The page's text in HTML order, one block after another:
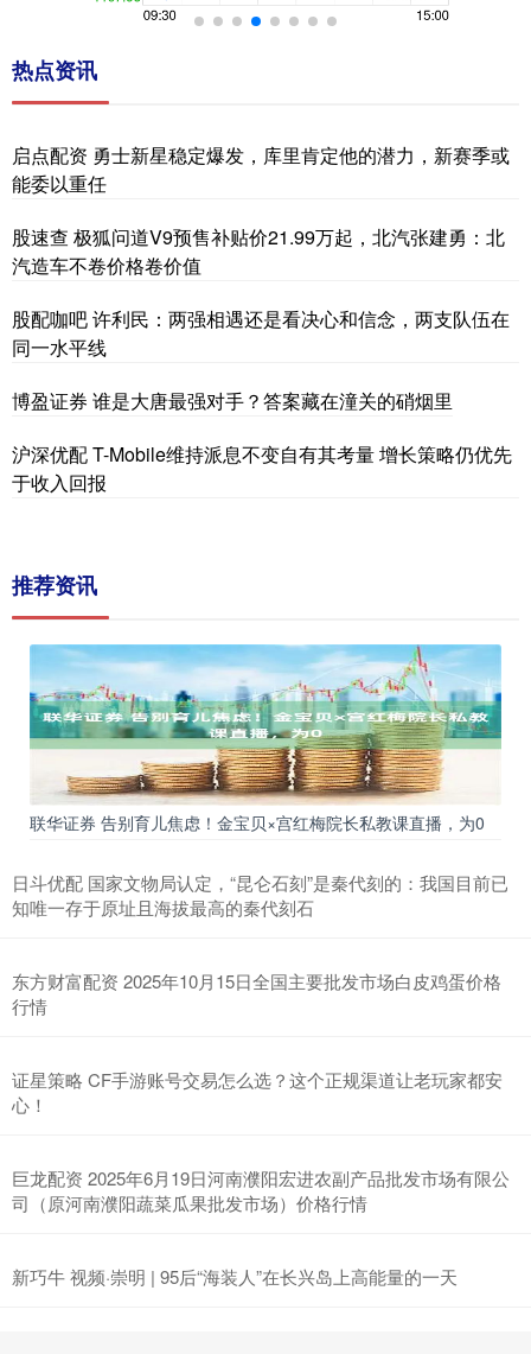
热点资讯
启点配资 勇士新星稳定爆发，库里肯定他的潜力，新赛季或
能委以重任
股速查 极狐问道V9预售补贴价21.99万起，北汽张建勇：北
汽造车不卷价格卷价值
股配咖吧 许利民：两强相遇还是看决心和信念，两支队伍在
同一水平线
博盈证券 谁是大唐最强对手？答案藏在潼关的硝烟里
沪深优配 T-Mobile维持派息不变自有其考量 增长策略仍优先
于收入回报
推荐资讯
联华证券 告别育儿焦虑！金宝贝×宫红梅院长私教课直播，为0
日斗优配 国家文物局认定，“昆仑石刻”是秦代刻的：我国目前已
知唯一存于原址且海拔最高的秦代刻石
东方财富配资 2025年10月15日全国主要批发市场白皮鸡蛋价格
行情
证星策略 CF手游账号交易怎么选？这个正规渠道让老玩家都安
心！
巨龙配资 2025年6月19日河南濮阳宏进农副产品批发市场有限公
司（原河南濮阳蔬菜瓜果批发市场）价格行情
新巧牛 视频·崇明 | 95后“海装人”在长兴岛上高能量的一天